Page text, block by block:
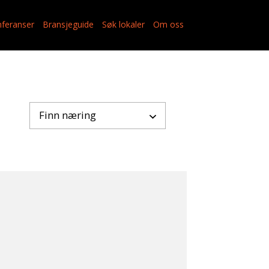
Bransjeguide Søk lokaler Om oss
Finn næring